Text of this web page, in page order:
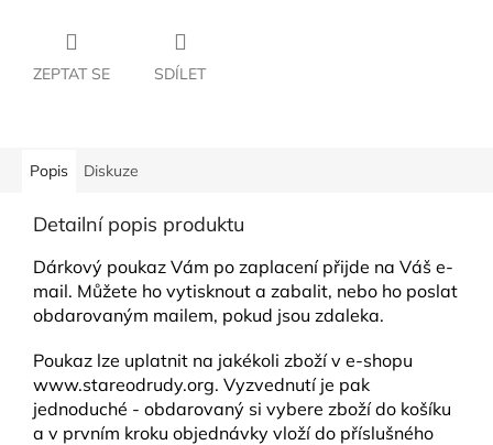
ZEPTAT SE SDÍLET
Popis Diskuze
Detailní popis produktu
Dárkový poukaz Vám po zaplacení přijde na Váš e-
mail. Můžete ho vytisknout a zabalit, nebo ho poslat
obdarovaným mailem, pokud jsou zdaleka.
Poukaz lze uplatnit na jakékoli zboží v e-shopu
www.stareodrudy.org. Vyzvednutí je pak
jednoduché - obdarovaný si vybere zboží do košíku
a v prvním kroku objednávky vloží do příslušného